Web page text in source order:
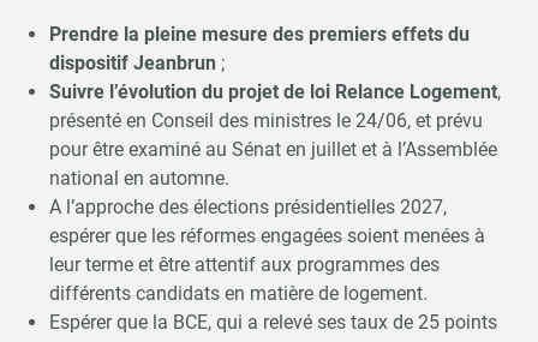
Prendre la pleine mesure des premiers effets du
dispositif Jeanbrun ;
Suivre l’évolution du projet de loi Relance Logement,
présenté en Conseil des ministres le 24/06, et prévu
pour être examiné au Sénat en juillet et à l’Assemblée
national en automne.
A l’approche des élections présidentielles 2027,
espérer que les réformes engagées soient menées à
leur terme et être attentif aux programmes des
différents candidats en matière de logement.
Espérer que la BCE, qui a relevé ses taux de 25 points